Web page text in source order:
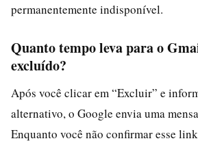
permanentemente indisponível.
Quanto tempo leva para o
excluído?
Após você clicar em “Excluir” e
alternativo, o Google envia uma
Enquanto você não confirmar esse